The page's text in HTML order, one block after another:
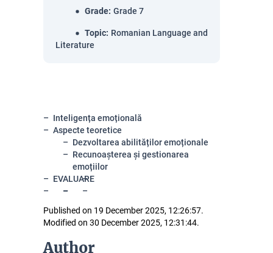
Grade: Grade 7
Topic: Romanian Language and
Literature
Inteligența emoțională
Aspecte teoretice
Dezvoltarea abilităților emoționale
Recunoașterea și gestionarea
emoțiilor
EVALUARE
Published on 19 December 2025, 12:26:57.
Modified on 30 December 2025, 12:31:44.
Author